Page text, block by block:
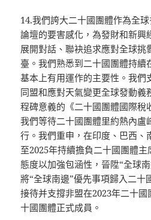
14.我們誇大二十國團體作為全
論壇的要害感化，為發財和新興
展開對話、聯袂追求應對全球挑
臺。我們熟悉到二十國團體持續
基本上有用運作的主要性。我們
同盟和應對天氣變更全球發動義
程碑意義的《二十國團體國際稅
我們等待二十國團體里約熱內盧
行。我們重申，在印度、巴西、
至2025年持續擔負二十國團體
態度以加強包涵性，晉陞“全球
將“全球南邊”優先事項歸入二十
接待并支撐非盟在2023年二十
十國團體正式成員。